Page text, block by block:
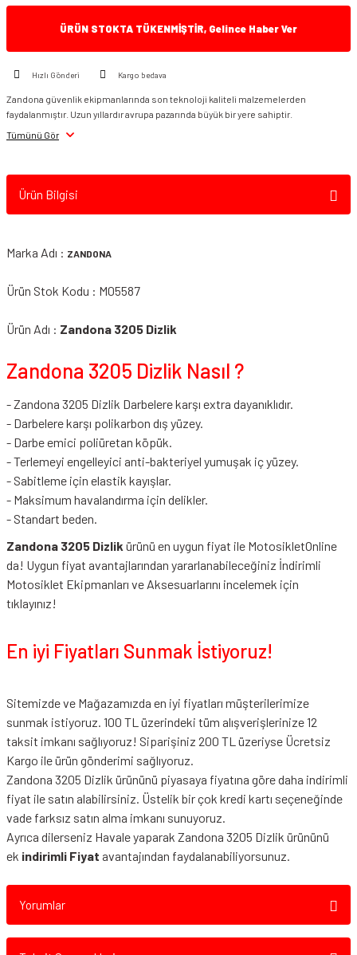
ÜRÜN STOKTA TÜKENMİŞTİR, Gelince Haber Ver
Hızlı Gönderi Kargo bedava
Zandona güvenlik ekipmanlarında son teknoloji kaliteli malzemelerden
faydalanmıştır. Uzun yıllardır avrupa pazarında büyük bir yere sahiptir.
Tümünü Gör
Ürün Bilgisi
Marka Adı : ZANDONA
Ürün Stok Kodu : M05587
Ürün Adı : Zandona 3205 Dizlik
Zandona 3205 Dizlik Nasıl ?
- Zandona 3205 Dizlik Darbelere karşı extra dayanıklıdır.
- Darbelere karşı polikarbon dış yüzey.
- Darbe emici poliüretan köpük.
- Terlemeyi engelleyici anti-bakteriyel yumuşak iç yüzey.
- Sabitleme için elastik kayışlar.
- Maksimum havalandırma için delikler.
- Standart beden.
Zandona 3205 Dizlik ürünü en uygun fiyat ile MotosikletOnline
da! Uygun fiyat avantajlarından yararlanabileceğiniz İndirimli
Motosiklet Ekipmanları ve Aksesuarlarını incelemek için
tıklayınız!
En iyi Fiyatları Sunmak İstiyoruz!
Sitemizde ve Mağazamızda en iyi fiyatları müşterilerimize
sunmak istiyoruz. 100 TL üzerindeki tüm alışverişlerinize 12
taksit imkanı sağlıyoruz! Siparişiniz 200 TL üzeriyse Ücretsiz
Kargo ile ürün gönderimi sağlıyoruz.
Zandona 3205 Dizlik ürününü piyasaya fiyatına göre daha indirimli
fiyat ile satın alabilirsiniz. Üstelik bir çok kredi kartı seçeneğinde
vade farksız satın alma imkanı sunuyoruz.
Ayrıca dilerseniz Havale yaparak Zandona 3205 Dizlik ürününü
ek indirimli Fiyat avantajından faydalanabiliyorsunuz.
Yorumlar